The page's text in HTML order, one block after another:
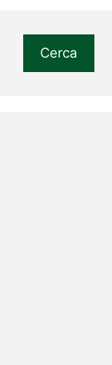
Cerca